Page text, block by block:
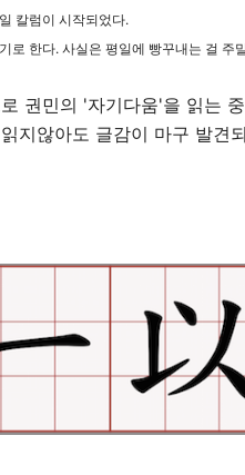
칼럼이 시작되었다.
로 한다. 사실은 평일에 빵꾸내는 걸 주
권민의 '자기다움'을 읽는
지않아도 글감이 마구 발견